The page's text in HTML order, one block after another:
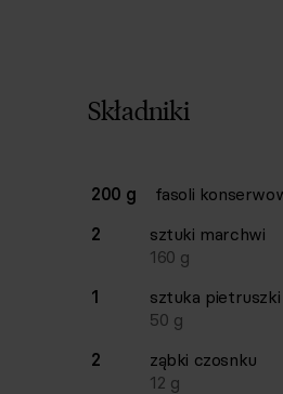
Składniki
Lista składników
Ilość Składnik
200 g
fasoli
2
sztuki marchwi
160 g
1
sztuka pietruszki
50 g
2
ząbki czosnku
12 g